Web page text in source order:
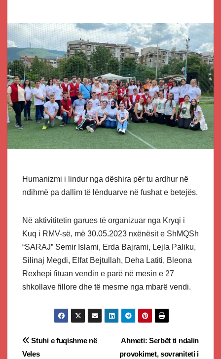
Humanizmi i lindur nga dëshira për tu ardhur në
ndihmë pa dallim të lënduarve në fushat e betejës.
Në aktivititetin garues të organizuar nga Kryqi i
Kuq i RMV-së, më 30.05.2023 nxënësit e ShMQSh
“SARAJ” Semir Islami, Erda Bajrami, Lejla Paliku,
Silinaj Megdi, Elfat Bejtullah, Deha Latiti, Bleona
Rexhepi fituan vendin e parë në mesin e 27
shkollave fillore dhe të mesme nga mbarë vendi.
Post
Ahmeti: Serbët ti ndalin
provokimet, sovraniteti i
Stuhi e fuqishme në
Veles